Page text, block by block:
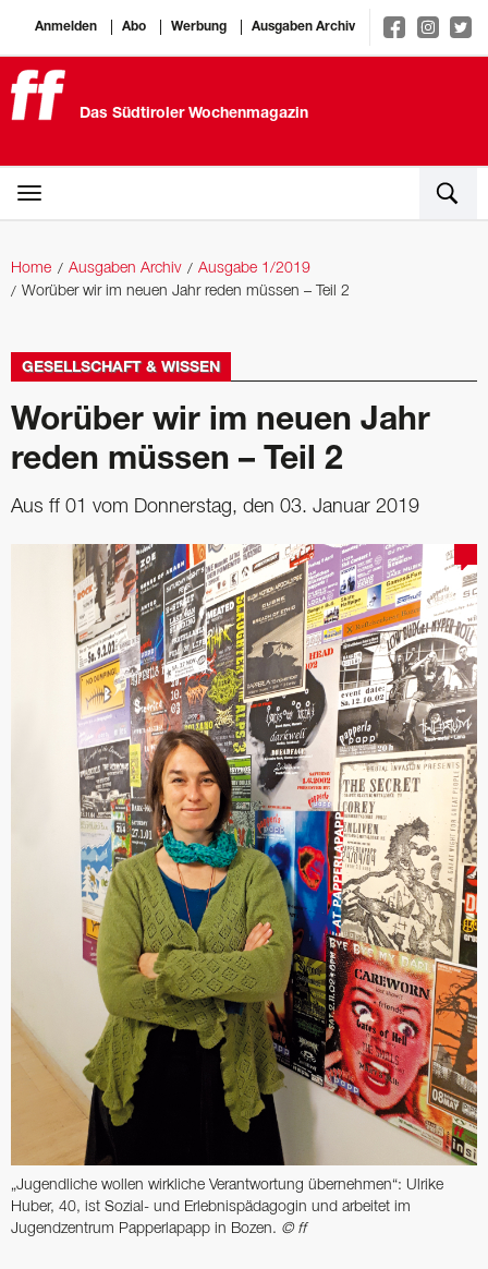
Anmelden Abo Werbung Ausgaben Archiv
Das Südtiroler Wochenmagazin
Home Ausgaben Archiv
Ausgabe 1/2019
Worüber wir im neuen Jahr reden müssen – Teil 2
GESELLSCHAFT & WISSEN
Worüber wir im neuen Jahr
reden müssen – Teil 2
Aus ff 01 vom Donnerstag, den 03. Januar 2019
„Jugendliche wollen wirkliche Verantwortung übernehmen“: Ulrike
Huber, 40, ist Sozial- und Erlebnispädagogin und arbeitet im
Jugendzentrum Papperlapapp in Bozen. © ff